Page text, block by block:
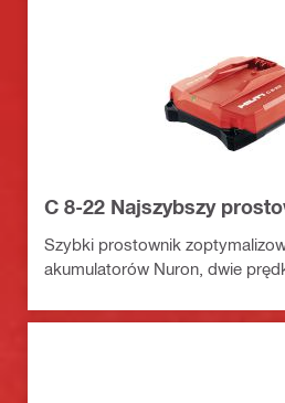
C 8-22 Najszybszy
Szybki prostownik
akumulatorów Nuron, dwie